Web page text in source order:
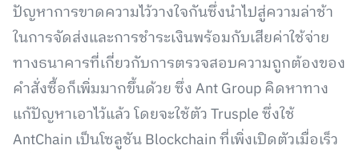
ปัญหาการขาดความไว้วางใจกันซึ่งนำไปสู่ความล่าช้า
ในการจัดส่งและการชำระเงินพร้อมกับเสียค่าใช้จ่าย
ทางธนาคารที่เกี่ยวกับการตรวจสอบความถูกต้องของ
คำสั่งซื้อก็เพิ่มมากขึ้นด้วย ซึ่ง Ant Group คิดหาทาง
แก้ปัญหาเอาไว้แล้ว โดยจะใช้ตัว Trusple ซึ่งใช้
AntChain เป็นโซลูชัน Blockchain ที่เพิ่งเปิดตัวเมื่อเร็ว